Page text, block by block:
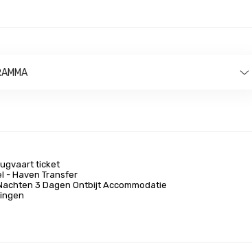
ticket
- Haven Transfer
3 Dagen Ontbijt Accommodatie